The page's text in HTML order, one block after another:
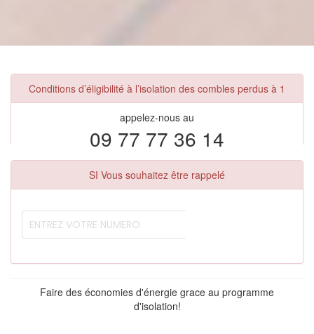
Conditions d’éligibilité à l’isolation des combles perdus à 1
appelez-nous au
09 77 77 36 14
SI Vous souhaitez être rappelé
Faire des économies d'énergie grace au programme
d'isolation!